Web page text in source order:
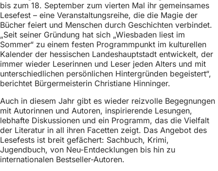
s
i
c
h
h
i
e
r
:
bis zum 18. September zum vierten Mal ihr gemeinsames
Lesefest – eine Veranstaltungsreihe, die die Magie der
Bücher feiert und Menschen durch Geschichten verbindet.
„Seit seiner Gründung hat sich „Wiesbaden liest im
Sommer“ zu einem festen Programmpunkt im kulturellen
Kalender der hessischen Landeshauptstadt entwickelt, der
immer wieder Leserinnen und Leser jeden Alters und mit
unterschiedlichen persönlichen Hintergründen begeistert“,
berichtet Bürgermeisterin Christiane Hinninger.
Auch in diesem Jahr gibt es wieder reizvolle Begegnungen
mit Autorinnen und Autoren, inspirierende Lesungen,
lebhafte Diskussionen und ein Programm, das die Vielfalt
der Literatur in all ihren Facetten zeigt. Das Angebot des
Lesefests ist breit gefächert: Sachbuch, Krimi,
Jugendbuch, von Neu-Entdecklungen bis hin zu
internationalen Bestseller-Autoren.